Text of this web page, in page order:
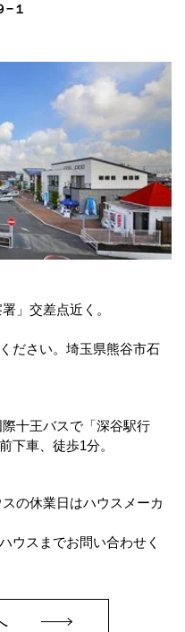
−１
」交差点近く。
ださい。埼玉県熊谷市石
十王バスで「深谷駅行
下車、徒歩1分。
の休業日はハウスメーカ
ウスまでお問い合わせく